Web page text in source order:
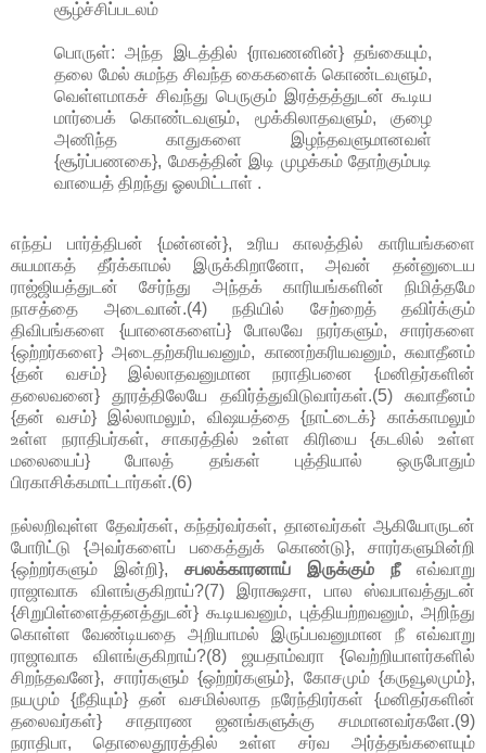
சூழ்ச்சிப்படலம்
பொருள்: அந்த இடத்தில் {ராவணனின்} தங்கையும்,
தலை மேல் சுமந்த சிவந்த கைகளைக் கொண்டவளும்,
வெள்ளமாகச் சிவந்து பெருகும் இரத்தத்துடன் கூடிய
மார்பைக் கொண்டவளும், மூக்கிலாதவளும், குழை
அணிந்த காதுகளை இழந்தவளுமானவள்
{சூர்ப்பணகை}, மேகத்தின் இடி முழக்கம் தோற்கும்படி
வாயைத் திறந்து ஓலமிட்டாள் .
எந்தப் பார்த்திபன் {மன்னன்}, உரிய காலத்தில் காரியங்களை
சுயமாகத் தீர்க்காமல் இருக்கிறானோ, அவன் தன்னுடைய
ராஜ்ஜியத்துடன் சேர்ந்து அந்தக் காரியங்களின் நிமித்தமே
நாசத்தை அடைவான்.(4) நதியில் சேற்றைத் தவிர்க்கும்
திவிபங்களை {யானைகளைப்} போலவே நரர்களும், சாரர்களை
{ஒற்றர்களை} அடைதற்கரியவனும், காணற்கரியவனும், சுவாதீனம்
{தன் வசம்} இல்லாதவனுமான நராதிபனை {மனிதர்களின்
தலைவனை} தூரத்திலேயே தவிர்த்துவிடுவார்கள்.(5) சுவாதீனம்
{தன் வசம்} இல்லாமலும், விஷயத்தை {நாட்டைக்} காக்காமலும்
உள்ள நராதிபர்கள், சாகரத்தில் உள்ள கிரியை {கடலில் உள்ள
மலையைப்} போலத் தங்கள் புத்தியால் ஒருபோதும்
பிரகாசிக்கமாட்டார்கள்.(6)
நல்லறிவுள்ள தேவர்கள், கந்தர்வர்கள், தானவர்கள் ஆகியோருடன்
போரிட்டு {அவர்களைப் பகைத்துக் கொண்டு}, சாரர்களுமின்றி
{ஒற்றர்களும் இன்றி}, சபலக்காரனாய் இருக்கும் நீஎவ்வாறு
ராஜாவாக விளங்குகிறாய்?(7) இராக்ஷசா, பால ஸ்வபாவத்துடன்
{சிறுபிள்ளைத்தனத்துடன்} கூடியவனும், புத்தியற்றவனும், அறிந்து
கொள்ள வேண்டியதை அறியாமல் இருப்பவனுமான நீ எவ்வாறு
ராஜாவாக விளங்குகிறாய்?(8) ஜயதாம்வரா {வெற்றியாளர்களில்
சிறந்தவனே}, சாரர்களும் {ஒற்றர்களும்}, கோசமும் {கருவூலமும்},
நயமும் {நீதியும்} தன் வசமில்லாத நரேந்திரர்கள் {மனிதர்களின்
தலைவர்கள்} சாதாரண ஜனங்களுக்கு சமமானவர்களே.(9)
நராதிபா, தொலைதூரத்தில் உள்ள சர்வ அர்த்தங்களையும்